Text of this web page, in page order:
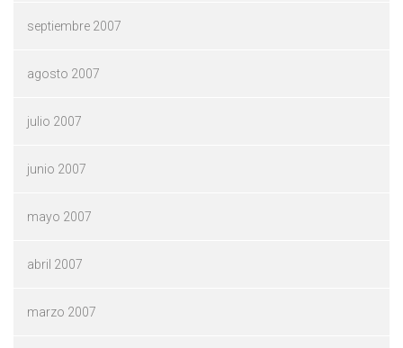
septiembre 2007
agosto 2007
julio 2007
junio 2007
mayo 2007
abril 2007
marzo 2007